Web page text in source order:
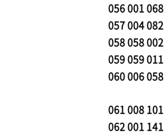
056001 068
057004 082
058058 002
059059 011
060006 058
061008 101
062001 141